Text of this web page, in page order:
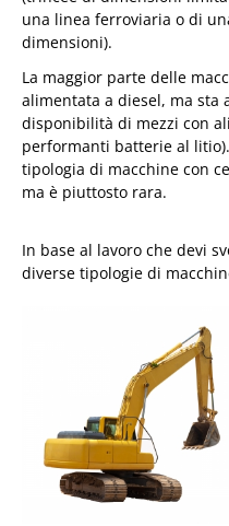
una linea ferroviaria o di
dimensioni).
La maggior parte delle
alimentata a diesel, ma sta
disponibilità di mezzi con
performanti batterie al
tipologia di macchine con
ma è piuttosto rara.
In base al lavoro che devi
diverse tipologie di